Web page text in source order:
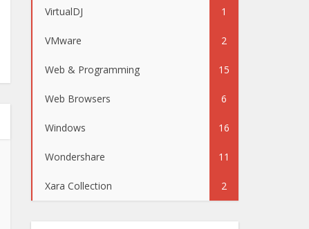
VirtualDJ 1
VMware 2
Web & Programming 15
Web Browsers 6
Windows 16
Wondershare 11
Xara Collection 2